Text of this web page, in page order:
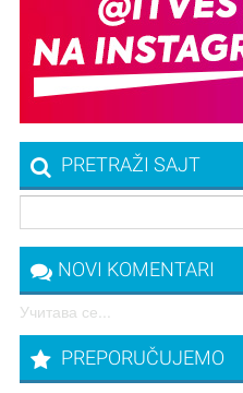
PRETRAŽI SAJT
NOVI KOMENTARI
Учитава се...
PREPORUČUJEMO